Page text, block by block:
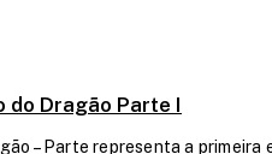
do Dragão Parte I
– Parte representa a